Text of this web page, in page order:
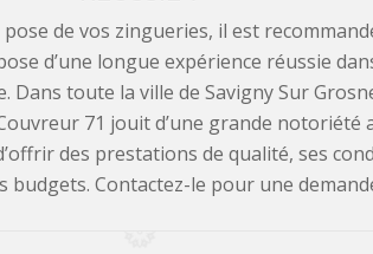
de vos zingueries, il est
d’une longue expérience réussie
toute la ville de Savigny Sur
71 jouit d’une grande notoriété
des prestations de qualité, ses
budgets. Contactez-le pour une